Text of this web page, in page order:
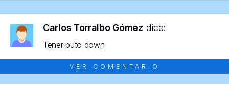
Carlos Torralbo Gómez dice:
Tener puto down
VER COMENTARIO